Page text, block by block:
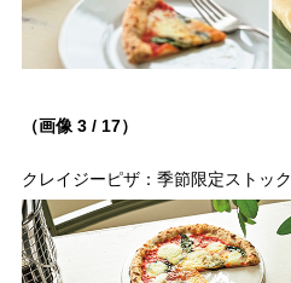
（画像 3 / 17）
クレイジーピザ：季節限定ストック